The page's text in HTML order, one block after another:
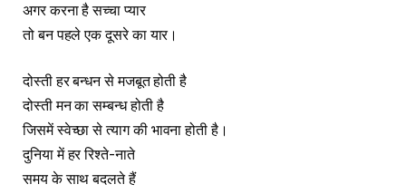
अगर करना है सच्चा प्यार
तो बन पहले एक दूसरे का यार।
दोस्ती हर बन्धन से मजबूत होती है
दोस्ती मन का सम्बन्ध होती है
जिसमें स्वेच्छा से त्याग की भावना होती है।
दुनिया में हर रिश्ते-नाते
समय के साथ बदलते हैं